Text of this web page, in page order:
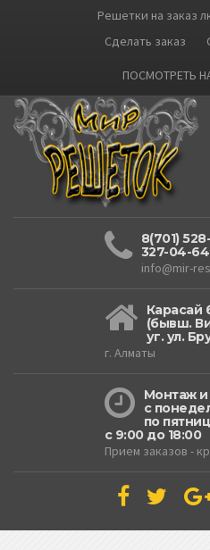
Решетки на заказ
Сделать заказ
ПОСМОТРЕТЬ
8(701)
327-04-64
info@mir-
Карасай
(бывш.
уг. ул.
г. Алматы
Монтаж
с
по
с 9:00 до 18:00
Прием заказов -